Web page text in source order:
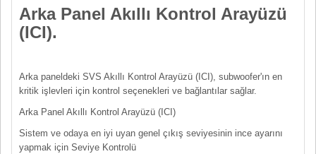
Arka Panel Akıllı Kontrol Arayüzü
(ICI).
Arka paneldeki SVS Akıllı Kontrol Arayüzü (ICI), subwoofer'ın en
kritik işlevleri için kontrol seçenekleri ve bağlantılar sağlar.
Arka Panel Akıllı Kontrol Arayüzü (ICI)
Sistem ve odaya en iyi uyan genel çıkış seviyesinin ince ayarını
yapmak için Seviye Kontrolü